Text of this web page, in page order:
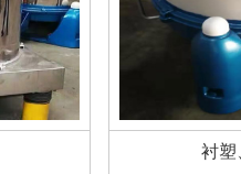
衬塑